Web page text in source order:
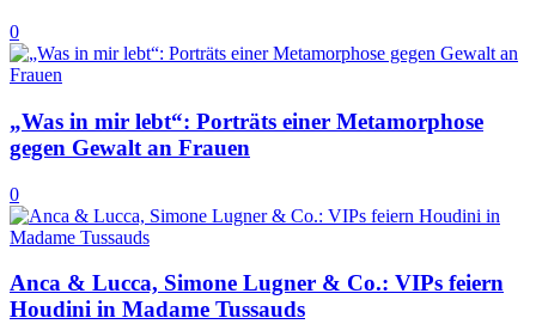
0
„Was in mir lebt“: Porträts einer Metamorphose
gegen Gewalt an Frauen
0
Anca & Lucca, Simone Lugner & Co.: VIPs feiern
Houdini in Madame Tussauds